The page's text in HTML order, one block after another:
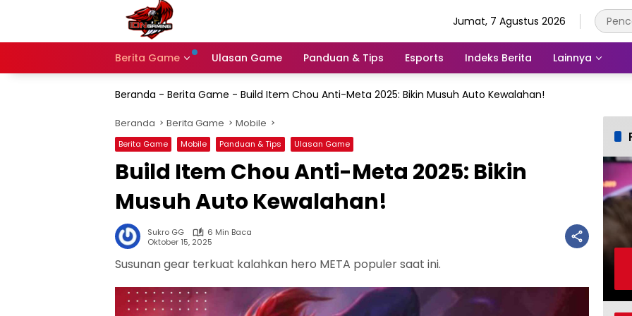
Jumat, 7 Agustus 2026
Berita Game Ulasan Game Panduan & Tips Esports Indeks Berita Lainnya
Beranda - Berita Game - Build Item Chou Anti-Meta 2025: Bikin Musuh Auto Kewalahan!
Beranda Berita Game Mobile
Berita Game Mobile Panduan & Tips Ulasan Game
Build Item Chou Anti-Meta 2025: Bikin
Musuh Auto Kewalahan!
Sukro GG
6 Min Baca
Oktober 15, 2025
Susunan gear terkuat kalahkan hero META populer saat ini.